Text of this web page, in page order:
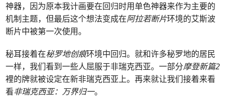
神器，因为原本我计画要在回归时用单色神器来作为主要的
机制主题，但最后这个想法变成在阿拉若断片环境的艾斯波
断片中被第一次使用。
秘耳接着在秘罗地创痕环境中回归。就和许多秘罗地的居民
一样，我们看到一些人屈服于非瑞克西亚。一部分摩登新篇2
裡的牌就被设定在新非瑞克西亚上。再来就让我们接着来看
看非瑞克西亚：万界归一。